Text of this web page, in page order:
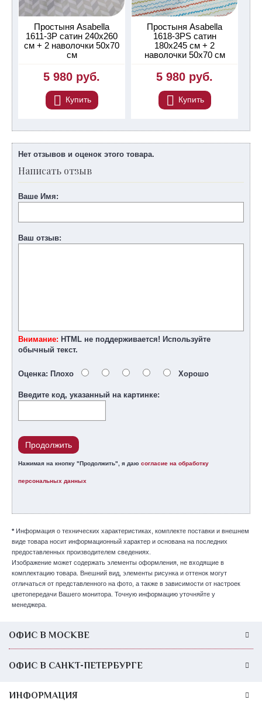
Простыня Asabella
1611-3P сатин 240х260
см + 2 наволочки 50х70
см
5 980 руб.
Купить
Простыня Asabella
1618-3PS сатин
180х245 см + 2
наволочки 50х70 см
5 980 руб.
Купить
Нет отзывов и оценок этого товара.
Написать отзыв
Ваше Имя:
Ваш отзыв:
Внимание: HTML не поддерживается! Используйте
обычный текст.
Оценка: Плохо Хорошо
Введите код, указанный на картинке:
Продолжить
Нажимая на кнопку "Продолжить", я даю согласие на обработку
персональных данных
* Информация о технических характеристиках, комплекте поставки и внешнем
виде товара носит информационный характер и основана на последних
предоставленных производителем сведениях.
Изображение может содержать элементы оформления, не входящие в
комплектацию товара. Внешний вид, элементы рисунка и оттенок могут
отличаться от представленного на фото, а также в зависимости от настроек
цветопередачи Вашего монитора. Точную информацию уточняйте у
менеджера.
ОФИС В МОСКВЕ
ОФИС В САНКТ-ПЕТЕРБУРГЕ
ИНФОРМАЦИЯ